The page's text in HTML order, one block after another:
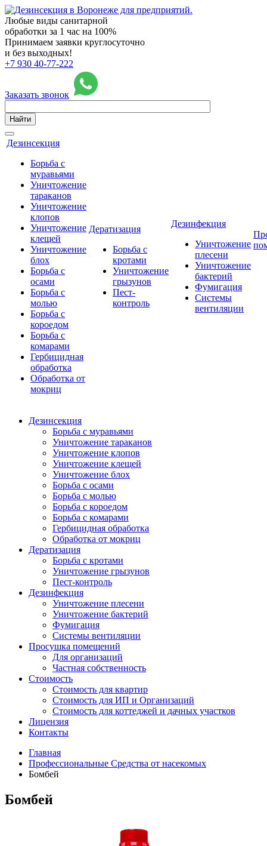
Любые виды санитарной
обработки за 1 час на 100%
Принимаем заявки круглосуточно
и без выходных!
+7 930 40-77-222
Заказать звонок
Найти
Дезинсекция
Борьба с
муравьями
Уничтожение
тараканов
Уничтожение
клопов
Уничтожение
клещей
Уничтожение
блох
Борьба с
осами
Борьба с
молью
Борьба с
короедом
Борьба с
комарами
Гербицидная
обработка
Обработка от
мокриц
Дератизация
Борьба с
кротами
Уничтожение
грызунов
Пест-
контроль
Дезинфекция
Уничтожение
плесени
Уничтожение
бактерий
Фумигация
Системы
вентиляции
Дезинсекция
Борьба с муравьями
Уничтожение тараканов
Уничтожение клопов
Уничтожение клещей
Уничтожение блох
Борьба с осами
Борьба с молью
Борьба с короедом
Борьба с комарами
Гербицидная обработка
Обработка от мокриц
Дератизация
Борьба с кротами
Уничтожение грызунов
Пест-контроль
Дезинфекция
Уничтожение плесени
Уничтожение бактерий
Фумигация
Системы вентиляции
Просушка помещений
Для организаций
Частная собственность
Стоимость
Стоимость для квартир
Стоимость для ИП и Организаций
Стоимость для коттеджей и дачных участков
Лицензия
Контакты
Главная
Профессиональные Средства от насекомых
Бомбей
Бомбей